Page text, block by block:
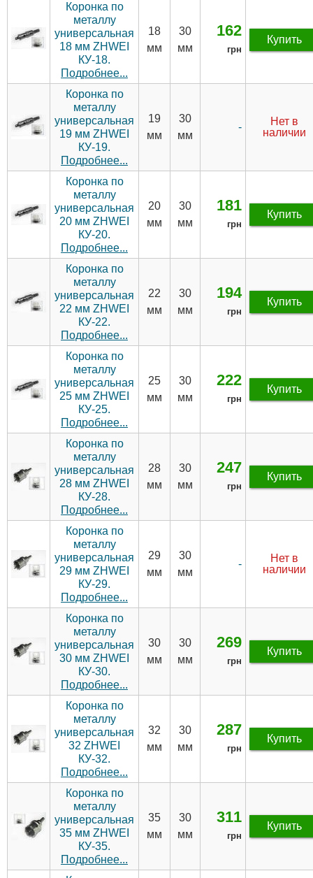
Коронка по
металлу
универсальная
18 мм ZHWEI
КУ-18.
Подробнее...
18
мм
30
мм
162
грн
Купить
Коронка по
металлу
универсальная
19 мм ZHWEI
КУ-19.
Подробнее...
19
мм
30
мм
-
Нет в
наличии
Коронка по
металлу
универсальная
20 мм ZHWEI
КУ-20.
Подробнее...
20
мм
30
мм
181
грн
Купить
Коронка по
металлу
универсальная
22 мм ZHWEI
КУ-22.
Подробнее...
22
мм
30
мм
194
грн
Купить
Коронка по
металлу
универсальная
25 мм ZHWEI
КУ-25.
Подробнее...
25
мм
30
мм
222
грн
Купить
Коронка по
металлу
универсальная
28 мм ZHWEI
КУ-28.
Подробнее...
28
мм
30
мм
247
грн
Купить
Коронка по
металлу
универсальная
29 мм ZHWEI
КУ-29.
Подробнее...
29
мм
30
мм
-
Нет в
наличии
Коронка по
металлу
универсальная
30 мм ZHWEI
КУ-30.
Подробнее...
30
мм
30
мм
269
грн
Купить
Коронка по
металлу
универсальная
32 ZHWEI
КУ-32.
Подробнее...
32
мм
30
мм
287
грн
Купить
Коронка по
металлу
универсальная
35 мм ZHWEI
КУ-35.
Подробнее...
35
мм
30
мм
311
грн
Купить